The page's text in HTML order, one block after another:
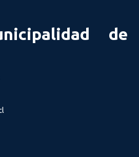
de